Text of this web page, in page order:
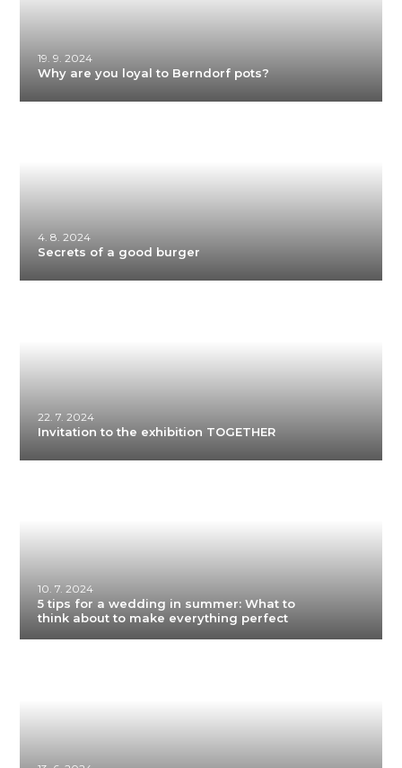
19. 9. 2024
Why are you loyal to Berndorf pots?
4. 8. 2024
Secrets of a good burger
22. 7. 2024
Invitation to the exhibition TOGETHER
10. 7. 2024
5 tips for a wedding in summer: What to
think about to make everything perfect